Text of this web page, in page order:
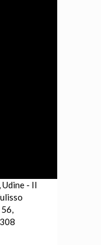
- Il